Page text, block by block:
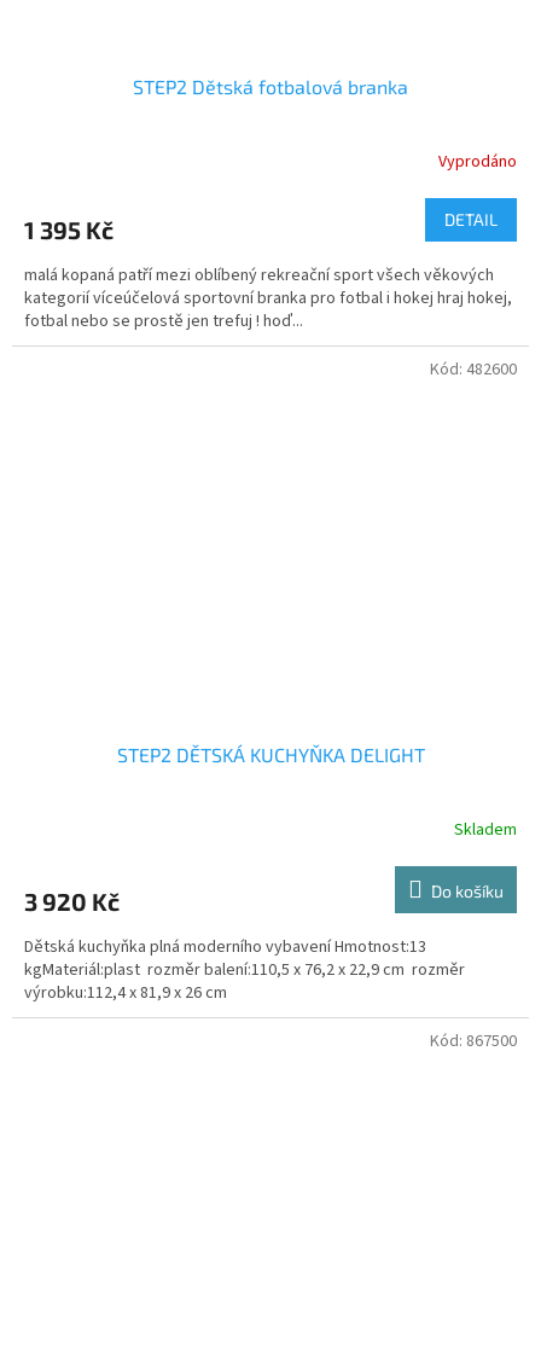
STEP2 Dětská fotbalová branka
Vyprodáno
1 395 Kč DETAIL
malá kopaná patří mezi oblíbený rekreační sport všech věkových
kategorií víceúčelová sportovní branka pro fotbal i hokej hraj hokej,
fotbal nebo se prostě jen trefuj ! hoď...
STEP2 DĚTSKÁ KUCHYŇKA DELIGHT
Skladem
3 920 Kč Do košíku
Dětská kuchyňka plná moderního vybavení Hmotnost:13
kgMateriál:plast rozměr balení:110,5 x 76,2 x 22,9 cm rozměr
výrobku:112,4 x 81,9 x 26 cm
Kód: 482600
Kód: 867500